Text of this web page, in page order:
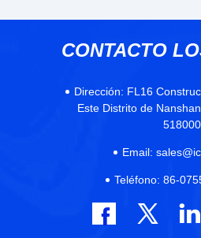
CONTACTO
Dirección: FL16
Este Distrito de
518000
Email:
Teléfono: 86-